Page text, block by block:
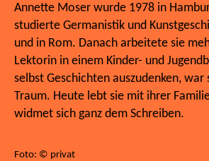
Annette Moser wurde 1978 in
studierte Germanistik und
und in Rom. Danach arbeitete sie
Lektorin in einem Kinder- und
selbst Geschichten auszudenken,
Traum. Heute lebt sie mit ihrer
widmet sich ganz dem Schreiben.
Foto: © privat